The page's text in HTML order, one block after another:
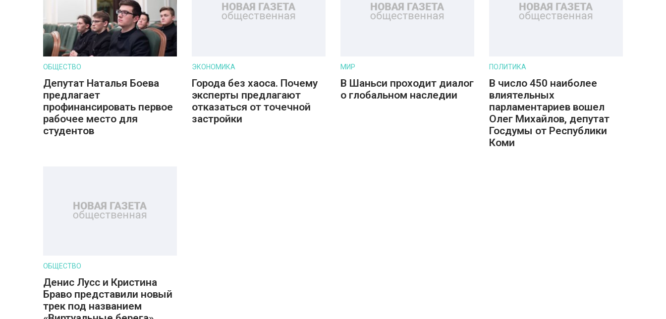
ОБЩЕСТВО
Депутат Наталья Боева
предлагает
профинансировать первое
рабочее место для
студентов
ЭКОНОМИКА
Города без хаоса. Почему
эксперты предлагают
отказаться от точечной
застройки
МИР
В Шаньси проходит диалог
о глобальном наследии
ПОЛИТИКА
В число 450 наиболее
влиятельных
парламентариев вошел
Олег Михайлов, депутат
Госдумы от Республики
Коми
ОБЩЕСТВО
Денис Лусс и Кристина
Браво представили новый
трек под названием